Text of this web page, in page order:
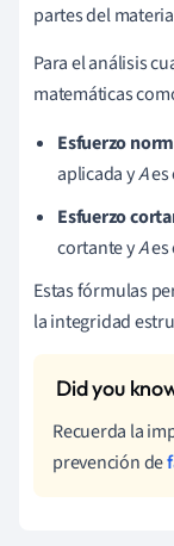
partes del
Para el análisis
matemáticas
Esfuerzo
aplicada yAes
Esfuerzo
cortante yAes
Estas fórmulas
la integridad
Recuerda la
prevención de